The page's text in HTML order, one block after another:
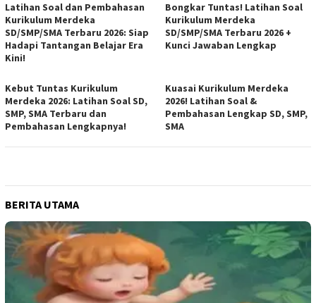
Latihan Soal dan Pembahasan
Kurikulum Merdeka
SD/SMP/SMA Terbaru 2026: Siap
Hadapi Tantangan Belajar Era
Kini!
Bongkar Tuntas! Latihan Soal
Kurikulum Merdeka
SD/SMP/SMA Terbaru 2026 +
Kunci Jawaban Lengkap
Kebut Tuntas Kurikulum
Merdeka 2026: Latihan Soal SD,
SMP, SMA Terbaru dan
Pembahasan Lengkapnya!
Kuasai Kurikulum Merdeka
2026! Latihan Soal &
Pembahasan Lengkap SD, SMP,
SMA
BERITA UTAMA